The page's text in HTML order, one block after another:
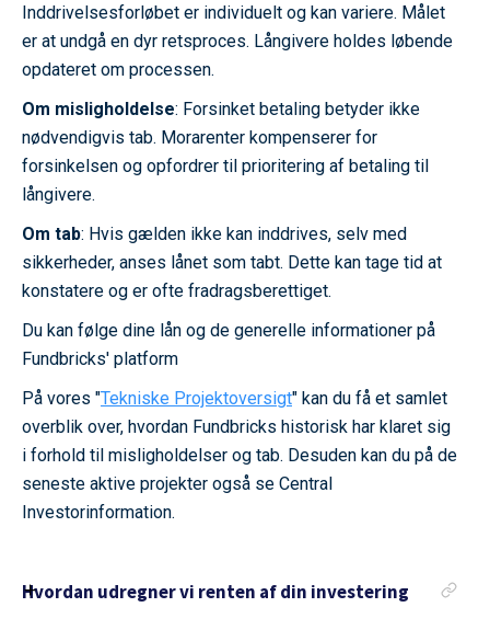
Inddrivelsesforløbet er individuelt og kan variere. Målet
er at undgå en dyr retsproces. Långivere holdes løbende
opdateret om processen.
Om misligholdelse: Forsinket betaling betyder ikke
nødvendigvis tab. Morarenter kompenserer for
forsinkelsen og opfordrer til prioritering af betaling til
långivere.
Om tab: Hvis gælden ikke kan inddrives, selv med
sikkerheder, anses lånet som tabt. Dette kan tage tid at
konstatere og er ofte fradragsberettiget.
Du kan følge dine lån og de generelle informationer på
Fundbricks' platform
På vores "Tekniske Projektoversigt" kan du få et samlet
overblik over, hvordan Fundbricks historisk har klaret sig
i forhold til misligholdelser og tab. Desuden kan du på de
seneste aktive projekter også se Central
Investorinformation.
Hvordan udregner vi renten af din investering